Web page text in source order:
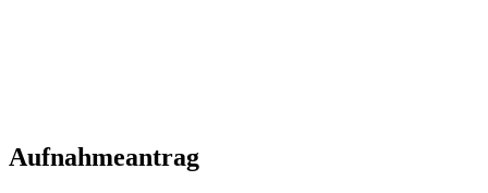
Aufnahmeantrag